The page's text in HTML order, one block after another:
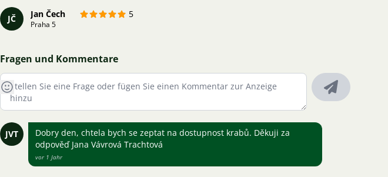
JČ Jan Čech 5
Praha 5
Fragen und Kommentare
JVT
Dobry den, chtela bych se zeptat na dostupnost krabů. Děkuji za
odpověď Jana Vávrová Trachtová
vor 1 Jahr